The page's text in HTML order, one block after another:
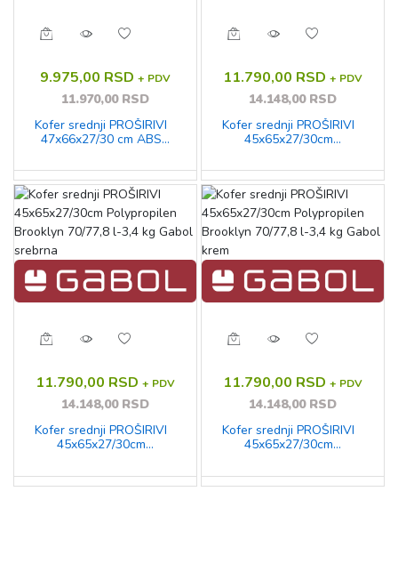
9.975,00 RSD + PDV
11.970,00 RSD
Kofer srednji PROŠIRIVI
47x66x27/30 cm ABS
Gabol roze
11.790,00 RSD + PDV
14.148,00 RSD
Kofer srednji PROŠIRIVI
45x65x27/30cm
70/77,8 l-3,4 kg Gabol
zelena
11.790,00 RSD + PDV
14.148,00 RSD
Kofer srednji PROŠIRIVI
45x65x27/30cm
70/77,8 l-3,4 kg Gabol
srebrna
11.790,00 RSD + PDV
14.148,00 RSD
Kofer srednji PROŠIRIVI
45x65x27/30cm
70/77,8 l-3,4 kg Gabol
krem